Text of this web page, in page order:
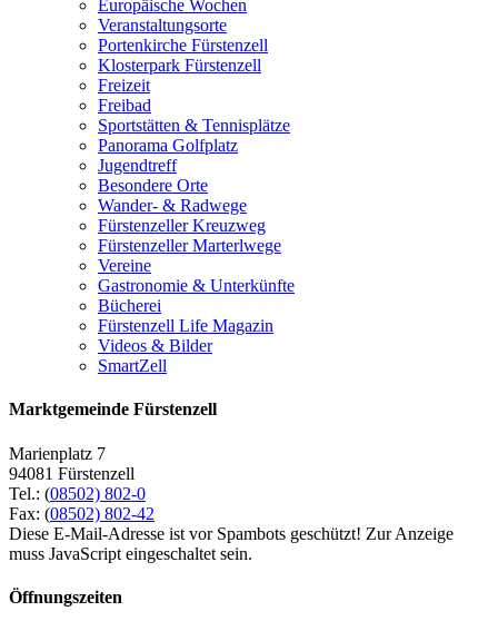
Europäische Wochen
Veranstaltungsorte
Portenkirche Fürstenzell
Klosterpark Fürstenzell
Freizeit
Freibad
Sportstätten & Tennisplätze
Panorama Golfplatz
Jugendtreff
Besondere Orte
Wander- & Radwege
Fürstenzeller Kreuzweg
Fürstenzeller Marterlwege
Vereine
Gastronomie & Unterkünfte
Bücherei
Fürstenzell Life Magazin
Videos & Bilder
SmartZell
Marktgemeinde Fürstenzell
Marienplatz 7
94081 Fürstenzell
Tel.: (08502) 802-0
Fax: (08502) 802-42
Diese E-Mail-Adresse ist vor Spambots geschützt! Zur Anzeige
muss JavaScript eingeschaltet sein.
Öffnungszeiten